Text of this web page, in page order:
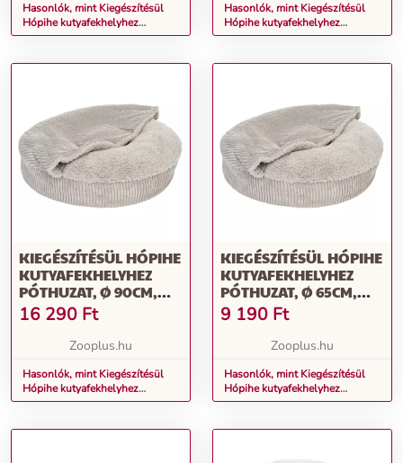
Hasonlók, mint Kiegészítésül
Hópihe kutyafekhelyhez
póthuzat, Ø 90cm, mentazöld
Hasonlók, mint Kiegészítésül
Hópihe kutyafekhelyhez
póthuzat, Ø 65cm, mentazöld
KIEGÉSZÍTÉSÜL HÓPIHE
KUTYAFEKHELYHEZ
PÓTHUZAT, Ø 90CM,
VILÁGOSSZÜRKE
16 290 Ft
Zooplus.hu
Hasonlók, mint Kiegészítésül
Hópihe kutyafekhelyhez
póthuzat, Ø 90cm,
KIEGÉSZÍTÉSÜL HÓPIHE
KUTYAFEKHELYHEZ
PÓTHUZAT, Ø 65CM,
VILÁGOSSZÜRKE
9 190 Ft
Zooplus.hu
Hasonlók, mint Kiegészítésül
Hópihe kutyafekhelyhez
póthuzat, Ø 65cm,